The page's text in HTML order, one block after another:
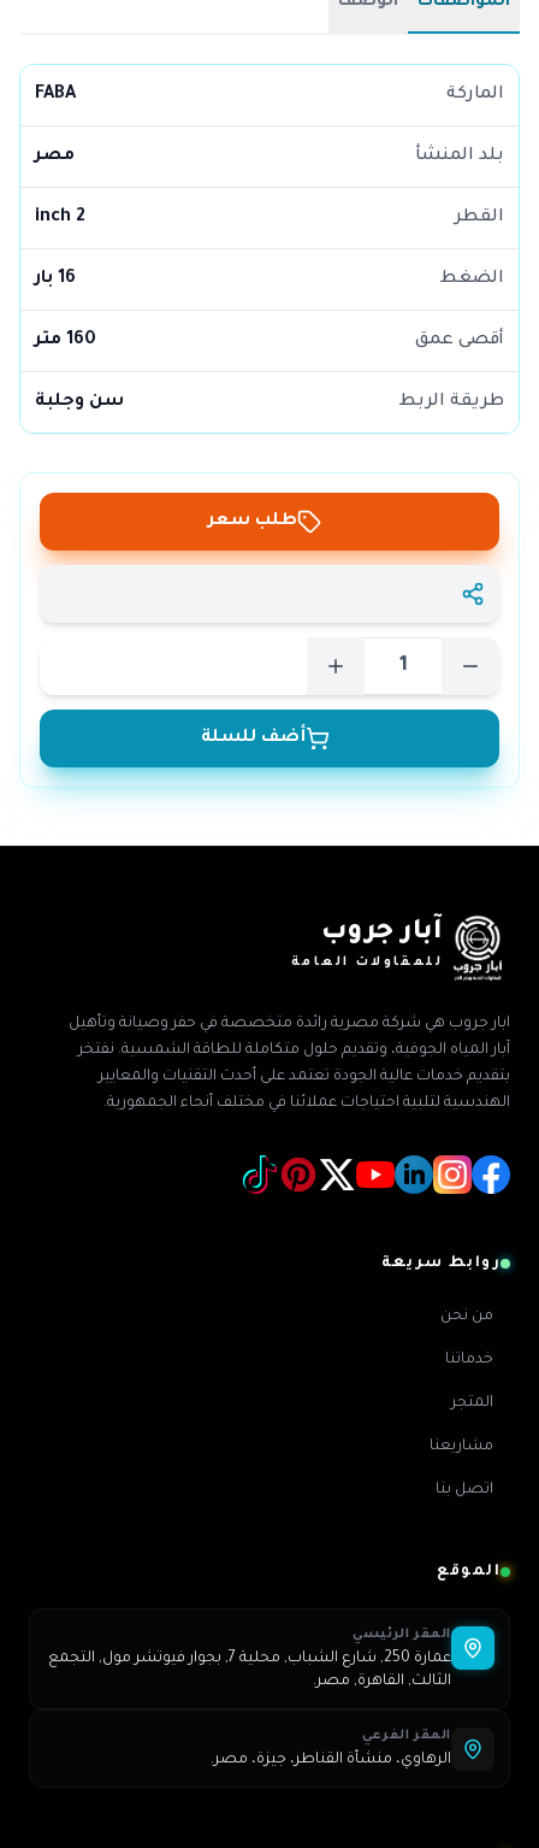
الماركة FABA
بلد المنشأ مصر
القطر 2 inch
الضغط 16 بار
أقصى عمق 160 متر
طريقة الربط سن وجلبة
طلب سعر
أضف للسلة
آبار جروب
للمقاولات العامة
ابار جروب هي شركة مصرية رائدة متخصصة في حفر وصيانة وتأهيل
آبار المياه الجوفية، وتقديم حلول متكاملة للطاقة الشمسية. نفتخر
بتقديم خدمات عالية الجودة تعتمد على أحدث التقنيات والمعايير
الهندسية لتلبية احتياجات عملائنا في مختلف أنحاء الجمهورية.
روابط سريعة
من نحن
خدماتنا
المتجر
مشاريعنا
اتصل بنا
الموقع
المقر الرئيسي
عمارة 250, شارع الشباب, محلية 7, بجوار فيوتشر مول, التجمع
الثالث, القاهرة, مصر.
المقر الفرعي
الرهاوي، منشأة القناطر، جيزة، مصر.